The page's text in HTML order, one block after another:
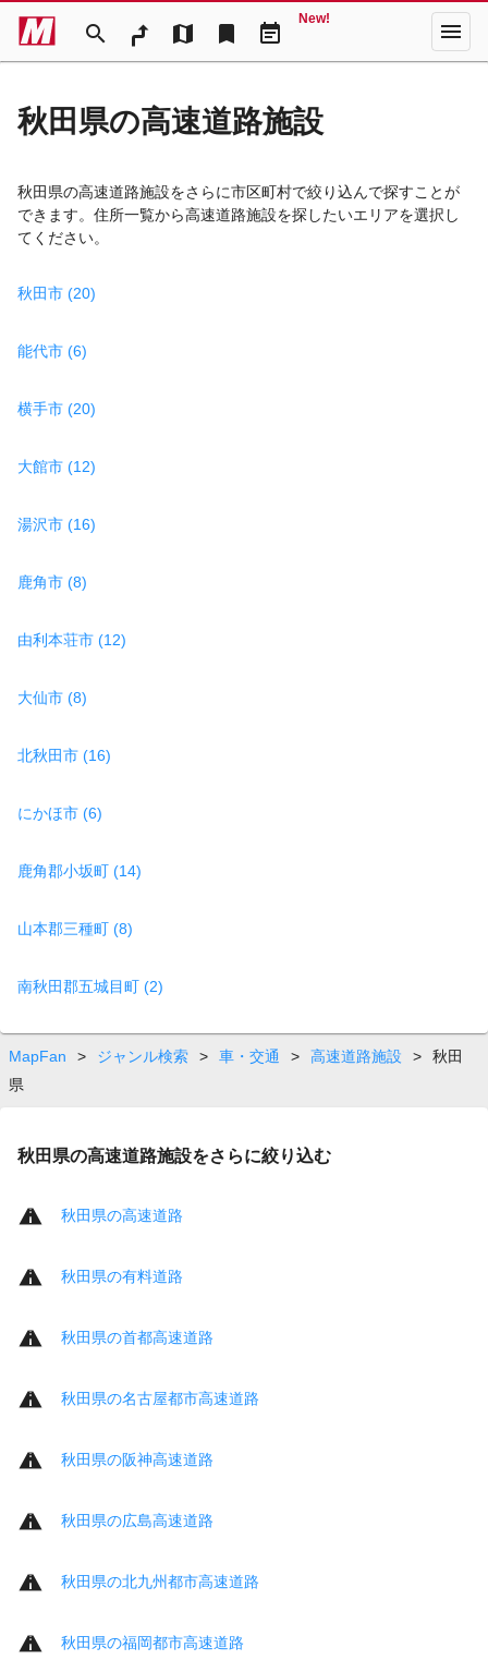
search map bookmark event_note
New! menu
秋田県の高速道路施設
秋田県の高速道路施設をさらに市区町村で絞り込んで探すことが
できます。住所一覧から高速道路施設を探したいエリアを選択し
てください。
秋田市 (20)
能代市 (6)
横手市 (20)
大館市 (12)
湯沢市 (16)
鹿角市 (8)
由利本荘市 (12)
大仙市 (8)
北秋田市 (16)
にかほ市 (6)
鹿角郡小坂町 (14)
山本郡三種町 (8)
南秋田郡五城目町 (2)
MapFan > ジャンル検索 > 車・交通 > 高速道路施設 >
秋田
県
秋田県の高速道路施設をさらに絞り込む
秋田県の高速道路
秋田県の有料道路
秋田県の首都高速道路
秋田県の名古屋都市高速道路
秋田県の阪神高速道路
秋田県の広島高速道路
秋田県の北九州都市高速道路
秋田県の福岡都市高速道路